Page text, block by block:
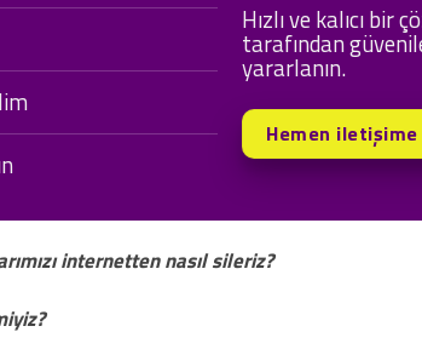
Hızlı ve kalıcı bir
tarafından
yararlanın.
Hemen
internetten nasıl sileriz?